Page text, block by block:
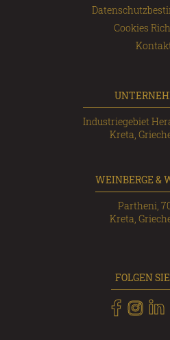
Cookies
Industriegebiet
Kreta,
WEINBERGE &
Partheni,
Kreta,
FOLGEN